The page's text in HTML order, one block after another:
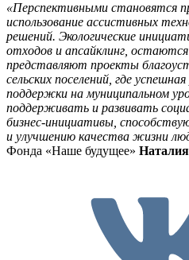
«Перспективными становятся
использование ассистивных
решений. Экологические
отходов и апсайклинг,
представляют проекты
сельских поселений, где
поддержки на муниципальном
поддерживать и развивать
бизнес-инициативы,
и улучшению качества жизни
Фонда «Наше будущее»